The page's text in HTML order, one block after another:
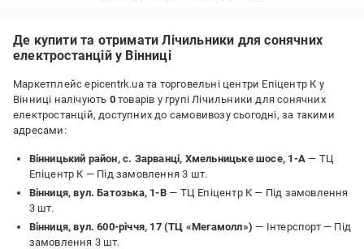
Де купити та отримати Лічильники для сонячних
електростанцій у Вінниці
Маркетплейс epicentrk.ua та торговельні центри Епіцентр К у
Вінниці налічують 0товарів у групі Лічильники для сонячних
електростанцій, доступних до самовивозу сьогодні, за такими
адресами:
Вінницький район, с. Зарванці, Хмельницьке шосе, 1-А— ТЦ
Епіцентр К — Під замовлення 3 шт.
Вінниця, вул. Батозька, 1-В— ТЦ Епіцентр К — Під замовлення
3 шт.
Вінниця, вул. 600-річчя, 17 (ТЦ «Мегамолл») — Інтерспорт — Під
замовлення 3 шт.